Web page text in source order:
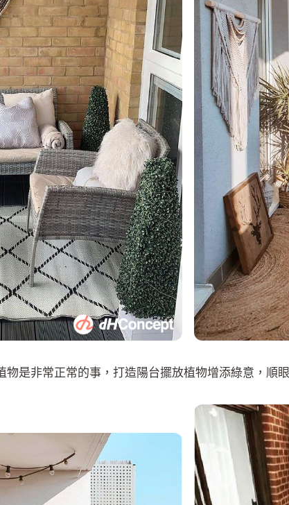
物是非常正常的事，打造陽台擺放植物增添綠意，順